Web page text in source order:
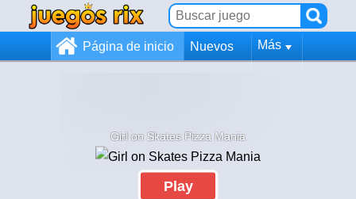
Página de inicio Nuevos Más
Girl on Skates Pizza Mania
Play